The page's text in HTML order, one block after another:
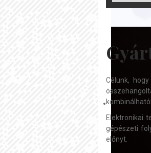
Célunk,
Elektronikai
gépészeti
előnyt.